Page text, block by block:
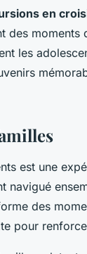
en
des moments
les
est une
navigué
des
pour